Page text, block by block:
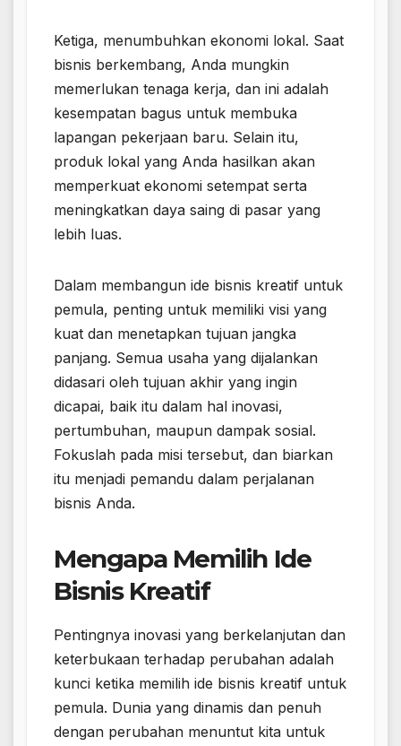
Ketiga, menumbuhkan ekonomi lokal. Saat
bisnis berkembang, Anda mungkin
memerlukan tenaga kerja, dan ini adalah
kesempatan bagus untuk membuka
lapangan pekerjaan baru. Selain itu,
produk lokal yang Anda hasilkan akan
memperkuat ekonomi setempat serta
meningkatkan daya saing di pasar yang
lebih luas.
Dalam membangun ide bisnis kreatif untuk
pemula, penting untuk memiliki visi yang
kuat dan menetapkan tujuan jangka
panjang. Semua usaha yang dijalankan
didasari oleh tujuan akhir yang ingin
dicapai, baik itu dalam hal inovasi,
pertumbuhan, maupun dampak sosial.
Fokuslah pada misi tersebut, dan biarkan
itu menjadi pemandu dalam perjalanan
bisnis Anda.
Mengapa Memilih Ide
Bisnis Kreatif
Pentingnya inovasi yang berkelanjutan dan
keterbukaan terhadap perubahan adalah
kunci ketika memilih ide bisnis kreatif untuk
pemula. Dunia yang dinamis dan penuh
dengan perubahan menuntut kita untuk